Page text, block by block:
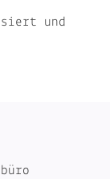
und